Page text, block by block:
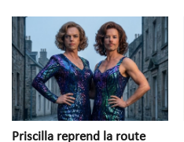
Priscilla reprend la route